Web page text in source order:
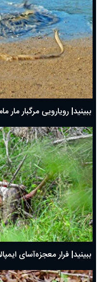
ببینید| رویارویی مرگبار مار
ببینید| فرار معجزه‌آسای